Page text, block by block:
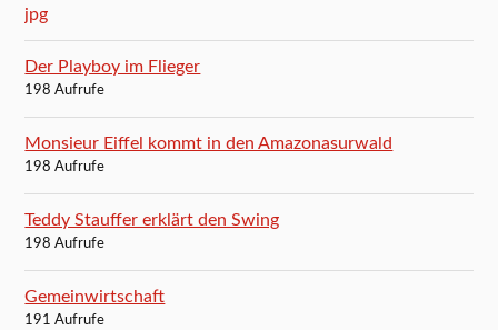
Der Playboy im Flieger
198 Aufrufe
Monsieur Eiffel kommt in den Amazonasurwald
198 Aufrufe
Teddy Stauffer erklärt den Swing
198 Aufrufe
Gemeinwirtschaft
191 Aufrufe